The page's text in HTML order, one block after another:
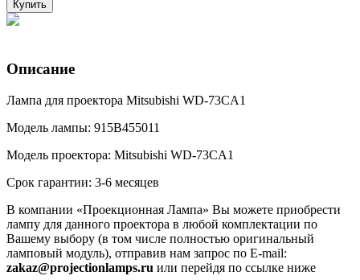
Купить
Описание
Лампа для проектора Mitsubishi WD-73CA1
Модель лампы: 915B455011
Модель проектора: Mitsubishi WD-73CA1
Срок гарантии: 3-6 месяцев
В компании «Проекционная Лампа» Вы можете приобрести
лампу для данного проектора в любой комплектации по
Вашему выбору (в том числе полностью оригинальный
ламповый модуль), отправив нам запрос по E-mail:
zakaz@projectionlamps.ru или перейдя по ссылке ниже